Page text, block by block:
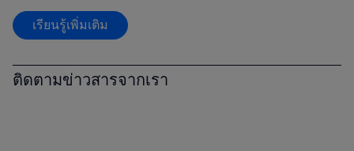
เรียนรู้เพิ่มเติม
ติดตามข่าวสารจากเรา